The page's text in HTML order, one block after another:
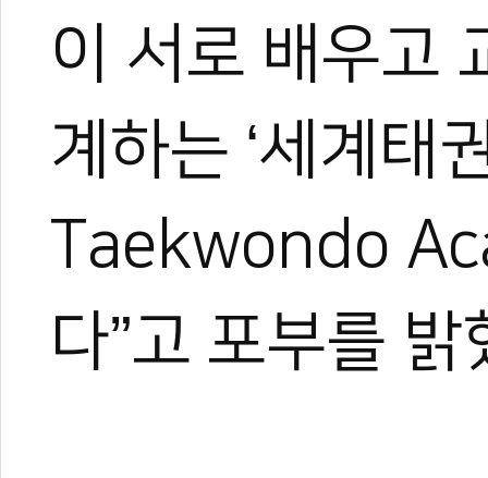
이 서로 배우고
계하는 ‘세계태
Taekwondo
다”고 포부를 밝